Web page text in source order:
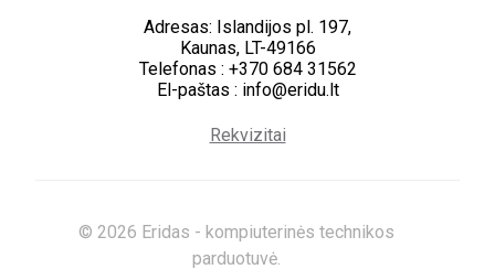
Adresas: Islandijos pl. 197,
Kaunas, LT-49166
Telefonas : +370 684 31562
El-paštas : info@eridu.lt
Rekvizitai
© 2026 Eridas - kompiuterinės technikos
parduotuvė.